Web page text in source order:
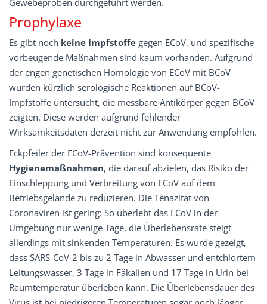
Gewebeproben durchgeführt werden.
Prophylaxe
Es gibt noch keine Impfstoffe gegen ECoV, und spezifische
vorbeugende Maßnahmen sind kaum vorhanden. Aufgrund
der engen genetischen Homologie von ECoV mit BCoV
wurden kürzlich serologische Reaktionen auf BCoV-
Impfstoffe untersucht, die messbare Antikörper gegen BCoV
zeigten. Diese werden aufgrund fehlender
Wirksamkeitsdaten derzeit nicht zur Anwendung empfohlen.
Eckpfeiler der ECoV-Prävention sind konsequente
Hygienemaßnahmen, die darauf abzielen, das Risiko der
Einschleppung und Verbreitung von ECoV auf dem
Betriebsgelände zu reduzieren. Die Tenazität von
Coronaviren ist gering: So überlebt das ECoV in der
Umgebung nur wenige Tage, die Überlebensrate steigt
allerdings mit sinkenden Temperaturen. Es wurde gezeigt,
dass SARS-CoV-2 bis zu 2 Tage in Abwasser und entchlortem
Leitungswasser, 3 Tage in Fäkalien und 17 Tage in Urin bei
Raumtemperatur überleben kann. Die Überlebensdauer des